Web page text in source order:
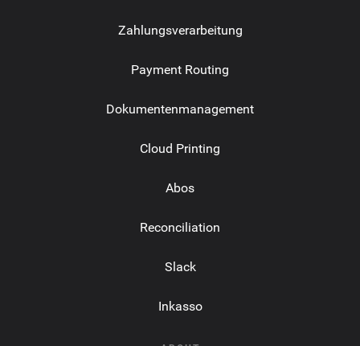
Zahlungsverarbeitung
Payment Routing
Dokumentenmanagement
Cloud Printing
Abos
Reconciliation
Slack
Inkasso